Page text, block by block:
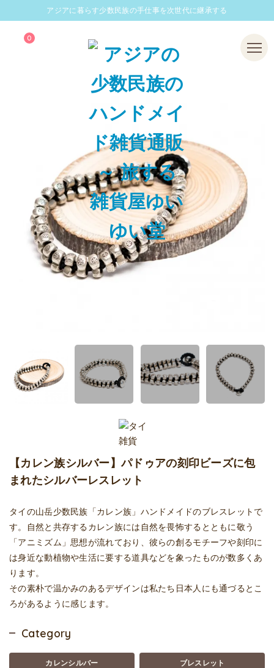
アジアに暮らす少数民族の手仕事を次世代に継承する
0 Menu
【カレン族シルバー】パドゥアの刻印ビーズに包
まれたシルバーレスレット
タイの山岳少数民族「カレン族」ハンドメイドのブレスレットで
す。自然と共存するカレン族には自然を畏怖するとともに敬う
「アニミズム」思想が流れており、彼らの創るモチーフや刻印に
は身近な動植物や生活に要する道具などを象ったものが数多くあ
ります。
その素朴で温かみのあるデザインは私たち日本人にも通づるとこ
ろがあるように感じます。
Category
カレンシルバー ブレスレット